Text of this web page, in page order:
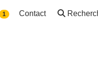
1 Contact